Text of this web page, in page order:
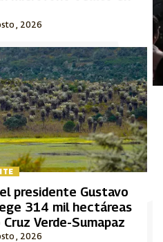
, 2026
, 2026
presidente Gustavo
314 mil hectáreas
Verde-Sumapaz